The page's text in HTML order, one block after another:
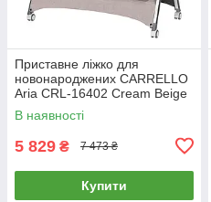
Приставне ліжко для
новонароджених CARRELLO
Aria CRL-16402 Cream Beige
Бежеве
В наявності
5 829 ₴ 7 473 ₴
Купити